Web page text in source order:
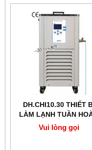
DH.CHI10.30 THIẾT
LÀM LẠNH TUẦN
DAIHAN
Vui lòng gọi